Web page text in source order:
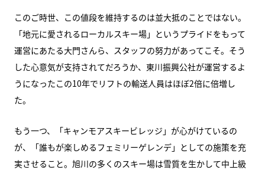
このご時世、この値段を維持するのは並大抵のことではない。
「地元に愛されるローカルスキー場」というプライドをもって
運営にあたる大門さんら、スタッフの努力があってこそ。そう
した心意気が支持されてだろうか、東川振興公社が運営するよ
うになったこの10年でリフトの輸送人員はほぼ2倍に倍増し
た。
もう一つ、「キャンモアスキービレッジ」が心がけているの
が、「誰もが楽しめるフェミリーゲレンデ」としての施策を充
実させること。旭川の多くのスキー場は雪質を生かして中上級